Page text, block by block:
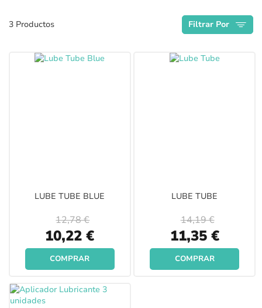
3 Productos
LUBE TUBE BLUE
Special
Price
10,22 €
12,78 €
COMPRAR
LUBE TUBE
Special
Price
11,35 €
14,19 €
COMPRAR
Filtrar Por